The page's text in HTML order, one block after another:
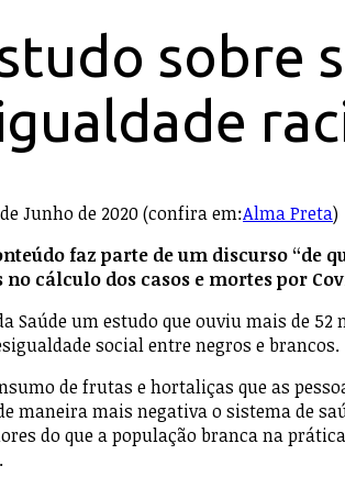
sobre
de Junho de 2020 (confira em:Alma Preta)
faz parte de um discurso “de
cálculo dos casos e mortes por
um estudo que ouviu mais de
social entre negros e brancos.
de frutas e hortaliças que as
maneira mais negativa o sistema de
do que a população branca na